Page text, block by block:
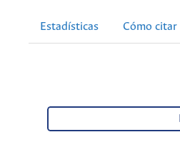
Estadísticas Cómo citar